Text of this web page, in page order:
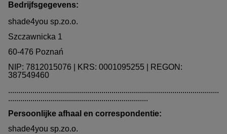
Bedrijfsgegevens:
shade4you sp.zo.o.
Szczawnicka 1
60-476 Poznań
NIP: 7812015076 | KRS: 0001095255 | REGON:
387549460
........................................................................................................
.....................................................................
Persoonlijke afhaal en correspondentie:
shade4you sp.zo.o.